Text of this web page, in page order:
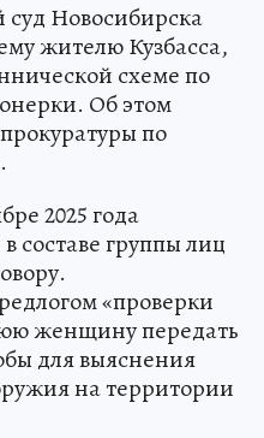
Новосибирска
жителю Кузбасса,
схеме по
Об этом
по
2025 года
составе группы лиц
«проверки
женщину передать
для выяснения
на территории